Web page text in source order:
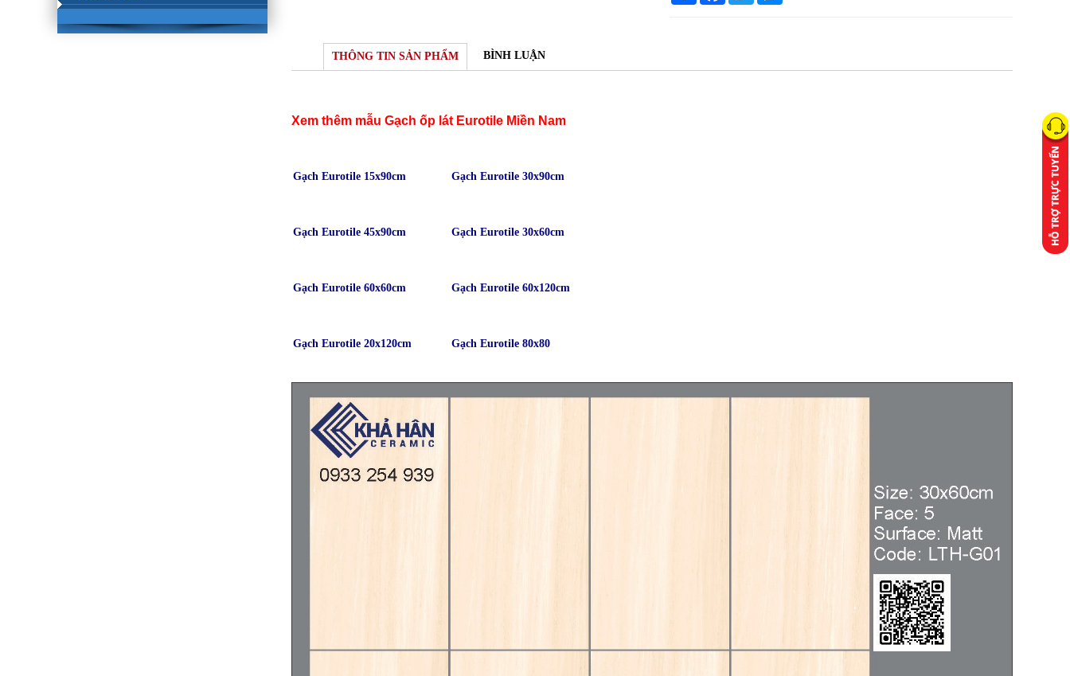
THÔNG TIN SẢN PHẨM BÌNH LUẬN
Xem thêm mẫu Gạch ốp lát Eurotile Miền Nam
Gạch Eurotile 15x90cm Gạch Eurotile 30x90cm
Gạch Eurotile 45x90cm Gạch Eurotile 30x60cm
Gạch Eurotile 60x60cm Gạch Eurotile 60x120cm
Gạch Eurotile 20x120cm Gạch Eurotile 80x80